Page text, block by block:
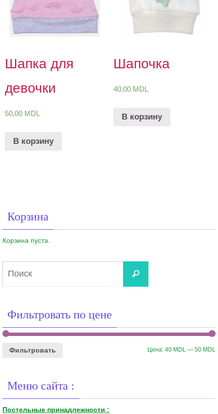
Шапка для
девочки
50,00 MDL
В корзину
Шапочка
40,00 MDL
В корзину
Корзина
Корзина пуста.
Поиск
Фильтровать по цене
Фильтровать Цена: 40 MDL — 50 MDL
Меню сайта :
Постельные принадлежности :